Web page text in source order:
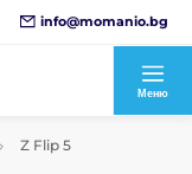
info@momanio.bg
Меню
Z Flip 5